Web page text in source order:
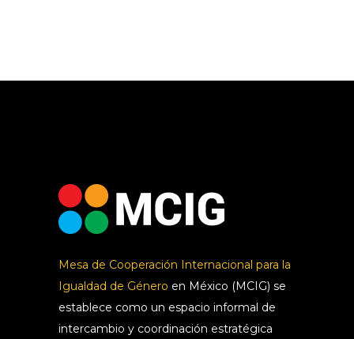
Mesa de Cooperación Internacional para la
Igualdad de Género en México (MCIG) se
establece como un espacio informal de
intercambio y coordinación estratégica